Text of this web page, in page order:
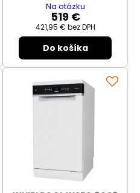
Na otázku
519 €
421,95 € bez DPH
Do košíka